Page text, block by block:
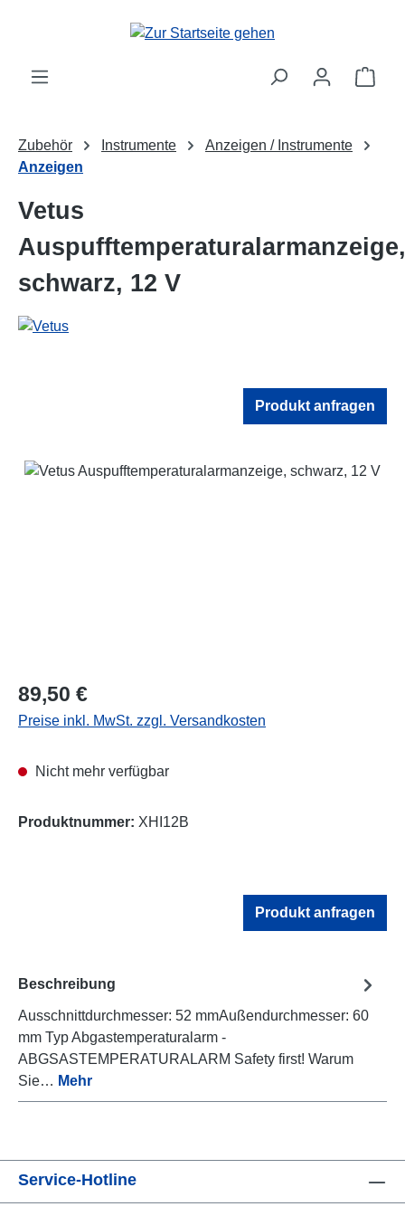
Zum Hauptinhalt springen
Zubehör Instrumente
Anzeigen / Instrumente
Anzeigen
Vetus
Auspufftemperaturalarmanzeige,
schwarz, 12 V
Produkt anfragen
Bildergalerie überspringen
Regulärer Preis:
89,50 €
Preise inkl. MwSt. zzgl. Versandkosten
Nicht mehr verfügbar
Produktnummer: XHI12B
Produkt anfragen
Beschreibung
Ausschnittdurchmesser: 52 mmAußendurchmesser: 60
mm Typ Abgastemperaturalarm -
ABGSASTEMPERATURALARM Safety first! Warum
Sie… Mehr
Service-Hotline